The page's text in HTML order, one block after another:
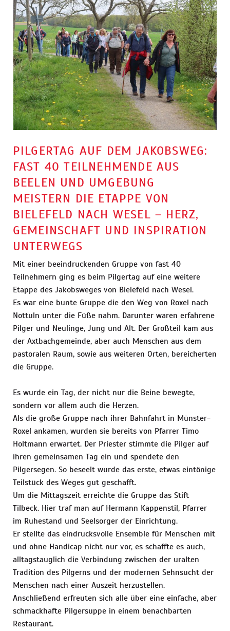
PILGERTAG AUF DEM JAKOBSWEG:
FAST 40 TEILNEHMENDE AUS
BEELEN UND UMGEBUNG
MEISTERN DIE ETAPPE VON
BIELEFELD NACH WESEL – HERZ,
GEMEINSCHAFT UND INSPIRATION
UNTERWEGS
Mit einer beeindruckenden Gruppe von fast 40
Teilnehmern ging es beim Pilgertag auf eine weitere
Etappe des Jakobsweges von Bielefeld nach Wesel.
Es war eine bunte Gruppe die den Weg von Roxel nach
Nottuln unter die Füße nahm. Darunter waren erfahrene
Pilger und Neulinge, Jung und Alt. Der Großteil kam aus
der Axtbachgemeinde, aber auch Menschen aus dem
pastoralen Raum, sowie aus weiteren Orten, bereicherten
die Gruppe.
Es wurde ein Tag, der nicht nur die Beine bewegte,
sondern vor allem auch die Herzen.
Als die große Gruppe nach ihrer Bahnfahrt in Münster-
Roxel ankamen, wurden sie bereits von Pfarrer Timo
Holtmann erwartet. Der Priester stimmte die Pilger auf
ihren gemeinsamen Tag ein und spendete den
Pilgersegen. So beseelt wurde das erste, etwas eintönige
Teilstück des Weges gut geschafft.
Um die Mittagszeit erreichte die Gruppe das Stift
Tilbeck. Hier traf man auf Hermann Kappenstil, Pfarrer
im Ruhestand und Seelsorger der Einrichtung.
Er stellte das eindrucksvolle Ensemble für Menschen mit
und ohne Handicap nicht nur vor, es schaffte es auch,
alltagstauglich die Verbindung zwischen der uralten
Tradition des Pilgerns und der modernen Sehnsucht der
Menschen nach einer Auszeit herzustellen.
Anschließend erfreuten sich alle über eine einfache, aber
schmackhafte Pilgersuppe in einem benachbarten
Restaurant.